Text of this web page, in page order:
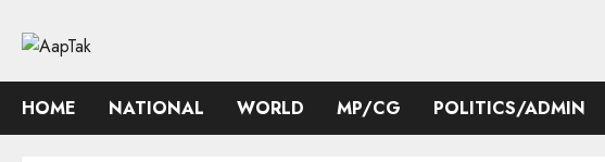
content
HOME
NATIONAL WORLD MP/CG POLITICS/ADMIN